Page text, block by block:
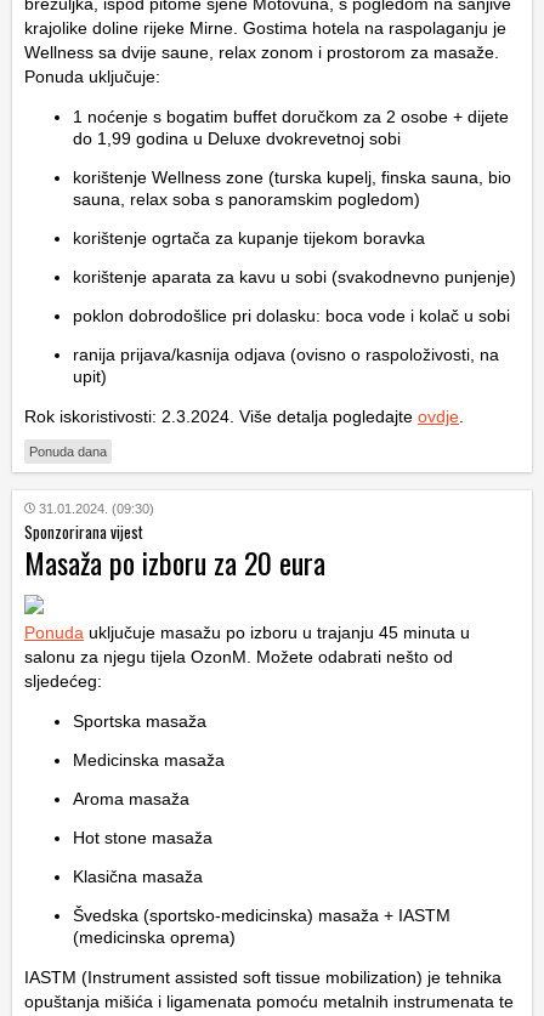
krajolike doline rijeke Mirne. Gostima hotela na raspolaganju je
Wellness sa dvije saune, relax zonom i prostorom za masaže.
Ponuda uključuje:
1 noćenje s bogatim buffet doručkom za 2 osobe + dijete
do 1,99 godina u Deluxe dvokrevetnoj sobi
korištenje Wellness zone (turska kupelj, finska sauna, bio
sauna, relax soba s panoramskim pogledom)
korištenje ogrtača za kupanje tijekom boravka
korištenje aparata za kavu u sobi (svakodnevno punjenje)
poklon dobrodošlice pri dolasku: boca vode i kolač u sobi
ranija prijava/kasnija odjava (ovisno o raspoloživosti, na
upit)
Rok iskoristivosti: 2.3.2024. Više detalja pogledajte ovdje
Ponuda dana
31.01.2024. (09:30)
Sponzorirana vijest
Masaža po izboru za 20 eura
Ponuda uključuje masažu po izboru u trajanju 45 minuta u
salonu za njegu tijela OzonM. Možete odabrati nešto od
sljedećeg:
Sportska masaža
Medicinska masaža
Aroma masaža
Hot stone masaža
Klasična masaža
Švedska (sportsko-medicinska) masaža + IASTM
(medicinska oprema)
IASTM (Instrument assisted soft tissue mobilization) je tehnika
opuštanja mišića i ligamenata pomoću metalnih instrumenata te